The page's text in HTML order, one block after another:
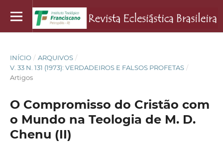
INÍCIO / ARQUIVOS /
V. 33 N. 131 (1973): VERDADEIROS E FALSOS PROFETAS /
Artigos
O Compromisso do Cristão com
o Mundo na Teologia de M. D.
Chenu (II)